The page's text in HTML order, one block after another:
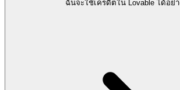
ฉันจะใช้เครดิตใน Lovable ได้อย่า